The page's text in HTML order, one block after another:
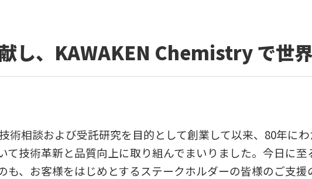
し、 KAWAKEN Chemistryで世
術相談および受託研究を目的として創業して以来、 80年に
て技術革新と品質向上に取り組んでまいりました。今日に至
も、お客様をはじめとするステークホルダーの皆様のご支援